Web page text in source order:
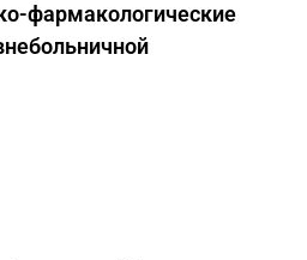
фармакологические